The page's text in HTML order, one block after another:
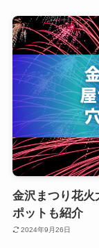
金沢まつり花火
ポットも紹介
2024年9月26日